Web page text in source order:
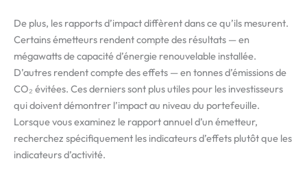
De plus, les rapports d’impact diffèrent dans ce qu’ils mesurent.
Certains émetteurs rendent compte des résultats — en
mégawatts de capacité d’énergie renouvelable installée.
D’autres rendent compte des effets — en tonnes d’émissions de
CO₂ évitées. Ces derniers sont plus utiles pour les investisseurs
qui doivent démontrer l’impact au niveau du portefeuille.
Lorsque vous examinez le rapport annuel d’un émetteur,
recherchez spécifiquement les indicateurs d’effets plutôt que les
indicateurs d’activité.